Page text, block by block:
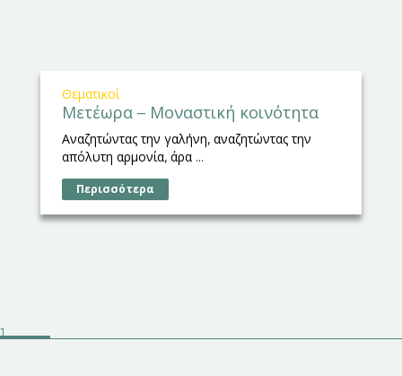
Θεματικοί
Μετέωρα – Μοναστική κοινότητα
Αναζητώντας την γαλήνη, αναζητώντας την
απόλυτη αρμονία, άρα ...
Περισσότερα